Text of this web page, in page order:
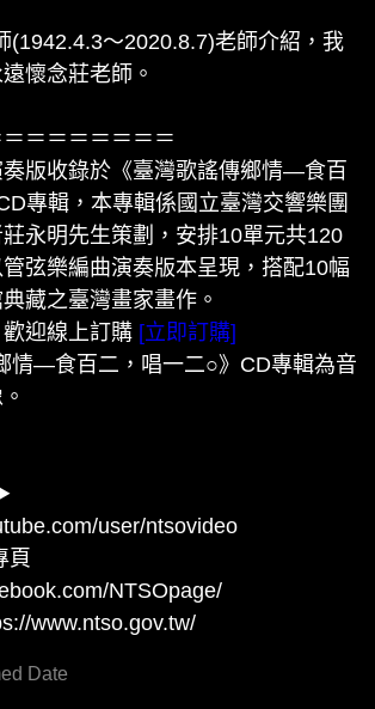
(1942.4.3～2020.8.7)老師介紹，我
懷念莊老師。
＝＝＝＝＝＝＝
版收錄於《臺灣歌謠傳鄉情—食百
專輯，本專輯係國立臺灣交響樂團
永明先生策劃，安排10單元共120
弦樂編曲演奏版本呈現，搭配10幅
藏之臺灣畫家畫作。
迎線上訂購 [立即訂購]
情—食百二，唱一二○》CD專輯為音
user/ntsovideo
頁
NTSOpage/
www.ntso.gov.tw/
Date